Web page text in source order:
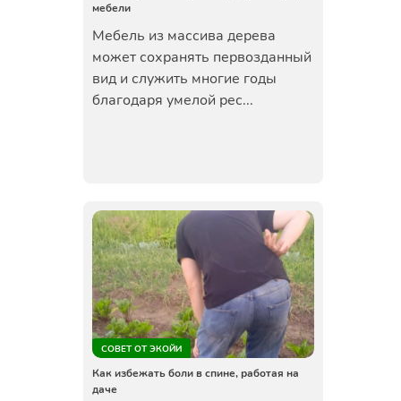
мебели
Мебель из массива дерева
может сохранять первозданный
вид и служить многие годы
благодаря умелой рес...
СОВЕТ ОТ ЭКОЙИ
Как избежать боли в спине, работая на
даче